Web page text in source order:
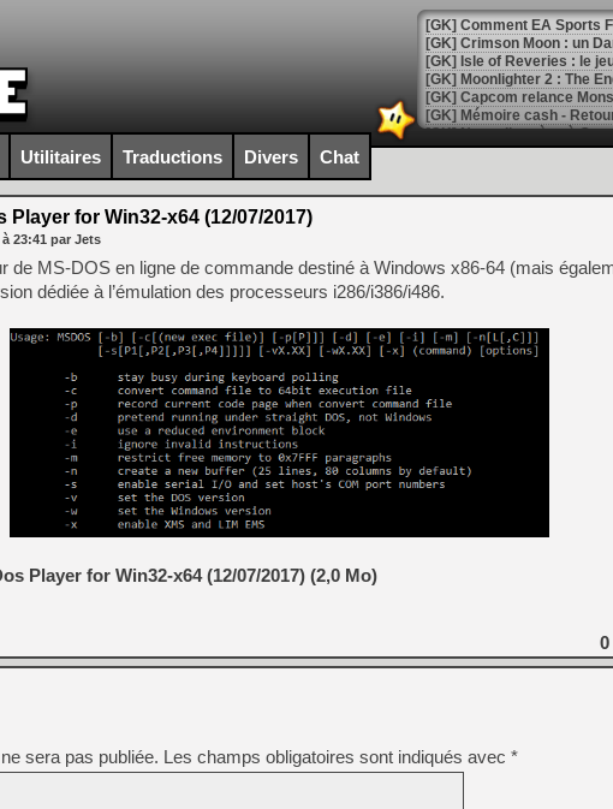
[GK] Comment EA Sports
[GK] Crimson Moon : un
[GK] Isle of Reveries : le
[GK] Moonlighter 2 : The
[GK] Capcom relance
[Mo5] Deux inédits du
[GK] Le beat'em up The
[GK] Endless Legend 2 :
[LS] [PS5] Le WebKit
[GK] Oubliez Crazy Taxi,
[LS] [Switch] NSZ 5.0.0
[GK] No More Room in
[GK] Un chatbot Atelier
[GK] Mémoire cash -
[GK] Nvidia : le prix des
[GK] Suikoden Star Leap
[Mo5] La mini borne
[GK] Le studio de FIFA
[GK] La PlayStation 1 en
[GK] Dawn of War 4 : les
[GK] CloverPit : l'héritier
[GK] Stellar Blade : Blood
[GK] Palworld Online est
[GK] Wuchang 2 : le
Utilitaires Traductions Divers Chat
Player for Win32-x64 (12/07/2017)
à 23:41 par Jets
de MS-DOS en ligne de commande destiné à Windows x86-64 (mais
dédiée à l’émulation des processeurs i286/i386/i486.
Player for Win32-x64 (12/07/2017) (2,0 Mo)
0
sera pas publiée. Les champs obligatoires sont indiqués avec *